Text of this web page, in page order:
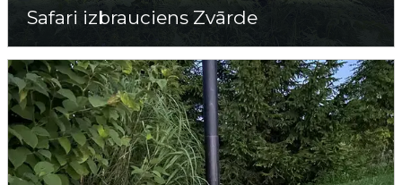
Safari izbrauciens Zvārde